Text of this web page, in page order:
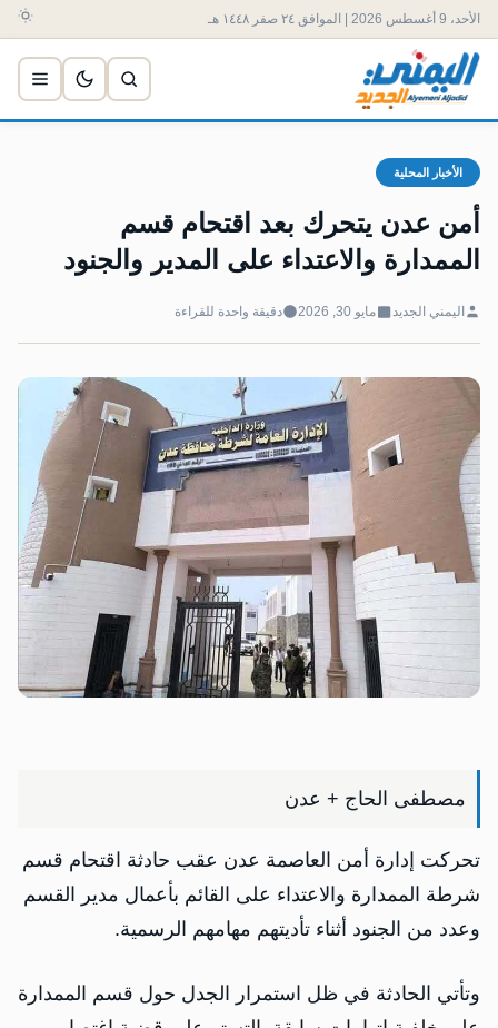
الأحد، 9 أغسطس 2026 | الموافق ٢٤ صفر ١٤٤٨ هـ
الأخبار المحلية
أمن عدن يتحرك بعد اقتحام قسم
الممدارة والاعتداء على المدير والجنود
اليمني الجديد مايو 30, 2026 دقيقة واحدة للقراءة
مصطفى الحاج + عدن
تحركت إدارة أمن العاصمة عدن عقب حادثة اقتحام قسم
شرطة الممدارة والاعتداء على القائم بأعمال مدير القسم
وعدد من الجنود أثناء تأديتهم مهامهم الرسمية.
وتأتي الحادثة في ظل استمرار الجدل حول قسم الممدارة